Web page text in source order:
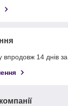
14 днів